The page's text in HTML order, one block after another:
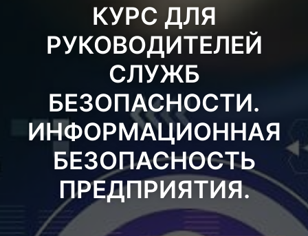
КУРС ДЛЯ
РУКОВОДИТЕЛЕЙ
СЛУЖБ
БЕЗОПАСНОСТИ.
ИНФОРМАЦИОННАЯ
БЕЗОПАСНОСТЬ
ПРЕДПРИЯТИЯ.